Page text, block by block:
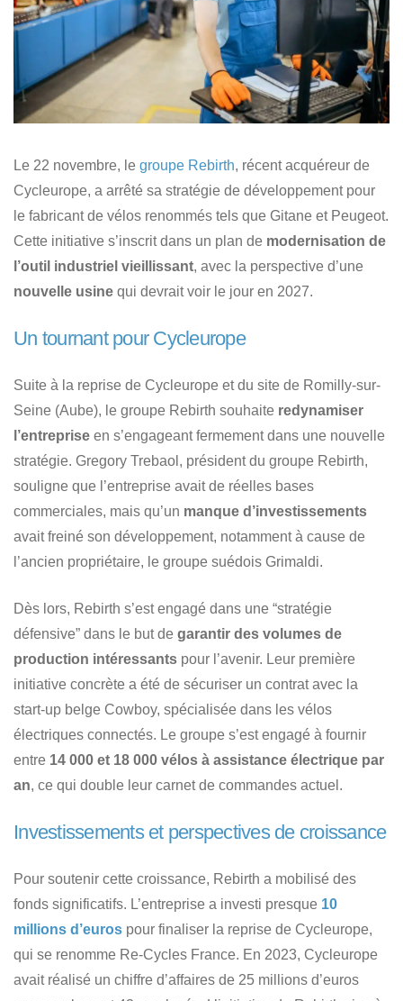
Le 22 novembre, le groupe Rebirth, récent acquéreur de
Cycleurope, a arrêté sa stratégie de développement pour
le fabricant de vélos renommés tels que Gitane et Peugeot.
Cette initiative s’inscrit dans un plan de modernisation de
l’outil industriel vieillissant, avec la perspective d’une
nouvelle usine qui devrait voir le jour en 2027.
Un tournant pour Cycleurope
Suite à la reprise de Cycleurope et du site de Romilly-sur-
Seine (Aube), le groupe Rebirth souhaite redynamiser
l’entreprise en s’engageant fermement dans une nouvelle
stratégie. Gregory Trebaol, président du groupe Rebirth,
souligne que l’entreprise avait de réelles bases
commerciales, mais qu’un manque d’investissements
avait freiné son développement, notamment à cause de
l’ancien propriétaire, le groupe suédois Grimaldi.
Dès lors, Rebirth s’est engagé dans une “stratégie
défensive” dans le but de garantir des volumes de
production intéressants pour l’avenir. Leur première
initiative concrète a été de sécuriser un contrat avec la
start-up belge Cowboy, spécialisée dans les vélos
électriques connectés. Le groupe s’est engagé à fournir
entre 14 000 et 18 000 vélos à assistance électrique par
an, ce qui double leur carnet de commandes actuel.
Investissements et perspectives de croissance
Pour soutenir cette croissance, Rebirth a mobilisé des
fonds significatifs. L’entreprise a investi presque 10
millions d’euros pour finaliser la reprise de Cycleurope,
qui se renomme Re-Cycles France. En 2023, Cycleurope
avait réalisé un chiffre d’affaires de 25 millions d’euros